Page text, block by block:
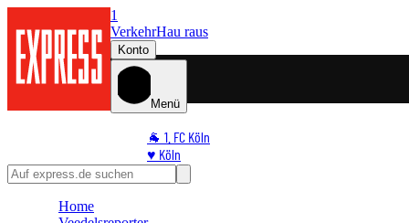
1
VerkehrHau raus
Konto
Menü
🐐 1. FC Köln
♥️ Köln
⭐ Promi
Home